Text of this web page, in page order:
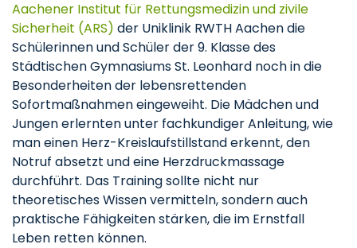
Aachener Institut für Rettungsmedizin und zivile
Sicherheit (ARS) der Uniklinik RWTH Aachen die
Schülerinnen und Schüler der 9. Klasse des
Städtischen Gymnasiums St. Leonhard noch in die
Besonderheiten der lebensrettenden
Sofortmaßnahmen eingeweiht. Die Mädchen und
Jungen erlernten unter fachkundiger Anleitung, wie
man einen Herz-Kreislaufstillstand erkennt, den
Notruf absetzt und eine Herzdruckmassage
durchführt. Das Training sollte nicht nur
theoretisches Wissen vermitteln, sondern auch
praktische Fähigkeiten stärken, die im Ernstfall
Leben retten können.